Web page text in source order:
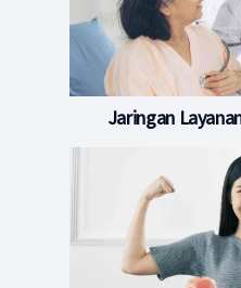
Jaringan